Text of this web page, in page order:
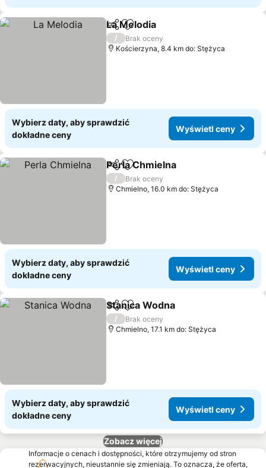
Udostępnij
Dodaj do ulubionych
La Melodia
/
Brak oceny
Kościerzyna, 8.4 km do: Stężyca
Wybierz daty, aby sprawdzić
dokładne ceny
Wyświetl ceny
Udostępnij
Dodaj do ulubionych
Perla Chmielna
/
Brak oceny
Chmielno, 16.0 km do: Stężyca
Wybierz daty, aby sprawdzić
dokładne ceny
Wyświetl ceny
Udostępnij
Dodaj do ulubionych
Stanica Wodna
/
Brak oceny
Chmielno, 17.1 km do: Stężyca
Wybierz daty, aby sprawdzić
dokładne ceny
Wyświetl ceny
Zobacz więcej
Informacje o cenach i dostępności, które otrzymujemy od stron
rezerwacyjnych, nieustannie się zmieniają. To oznacza, że oferta,